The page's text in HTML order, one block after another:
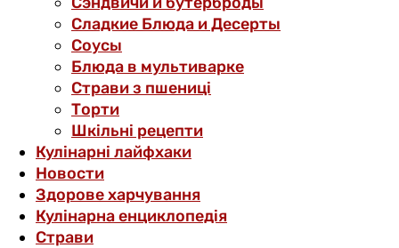
Сладкие Блюда и Десерты
Соусы
Блюда в мультиварке
Страви з пшениці
Торти
Шкільні рецепти
Кулінарні лайфхаки
Новости
Здорове харчування
Кулінарна енциклопедія
Страви